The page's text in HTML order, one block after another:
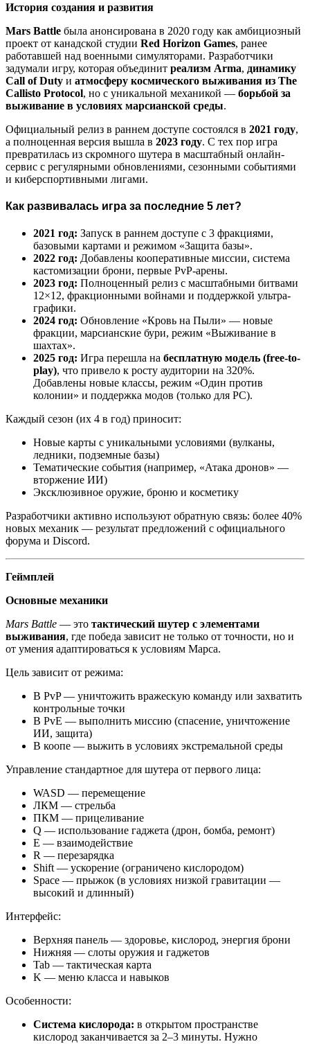
История создания и развития
Mars Battle была анонсирована в 2020 году как амбициозный
проект от канадской студии Red Horizon Games, ранее
работавшей над военными симуляторами. Разработчики
задумали игру, которая объединит реализм Arma, динамику
Call of Duty и атмосферу космического выживания из The
Callisto Protocol, но с уникальной механикой — борьбой за
выживание в условиях марсианской среды.
Официальный релиз в раннем доступе состоялся в 2021 году,
а полноценная версия вышла в 2023 году. С тех пор игра
превратилась из скромного шутера в масштабный онлайн-
сервис с регулярными обновлениями, сезонными событиями
и киберспортивными лигами.
Как развивалась игра за последние 5 лет?
2021 год: Запуск в раннем доступе с 3 фракциями,
базовыми картами и режимом «Защита базы».
2022 год: Добавлены кооперативные миссии, система
кастомизации брони, первые PvP-арены.
2023 год: Полноценный релиз с масштабными битвами
12×12, фракционными войнами и поддержкой ультра-
графики.
2024 год: Обновление «Кровь на Пыли» — новые
фракции, марсианские бури, режим «Выживание в
шахтах».
2025 год: Игра перешла на бесплатную модель (free-to-
play), что привело к росту аудитории на 320%.
Добавлены новые классы, режим «Один против
колонии» и поддержка модов (только для PC).
Каждый сезон (их 4 в год) приносит:
Новые карты с уникальными условиями (вулканы,
ледники, подземные базы)
Тематические события (например, «Атака дронов» —
вторжение ИИ)
Эксклюзивное оружие, броню и косметику
Разработчики активно используют обратную связь: более 40%
новых механик — результат предложений с официального
форума и Discord.
Геймплей
Основные механики
Mars Battle — это тактический шутер с элементами
выживания, где победа зависит не только от точности, но и
от умения адаптироваться к условиям Марса.
Цель зависит от режима:
В PvP — уничтожить вражескую команду или захватить
контрольные точки
В PvE — выполнить миссию (спасение, уничтожение
ИИ, защита)
В коопе — выжить в условиях экстремальной среды
Управление стандартное для шутера от первого лица:
WASD — перемещение
ЛКМ — стрельба
ПКМ — прицеливание
Q — использование гаджета (дрон, бомба, ремонт)
E — взаимодействие
R — перезарядка
Shift — ускорение (ограничено кислородом)
Space — прыжок (в условиях низкой гравитации —
высокий и длинный)
Интерфейс:
Верхняя панель — здоровье, кислород, энергия брони
Нижняя — слоты оружия и гаджетов
Tab — тактическая карта
K — меню класса и навыков
Особенности:
Система кислорода: в открытом пространстве
кислород заканчивается за 2–3 минуты. Нужно